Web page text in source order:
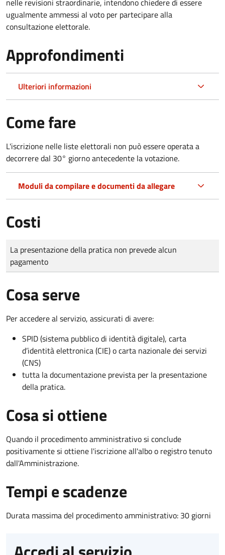
ugualmente ammessi al voto per partecipare alla
consultazione elettorale.
Approfondimenti
Ulteriori informazioni
Come fare
L'iscrizione nelle liste elettorali non può essere operata a
decorrere dal 30° giorno antecedente la votazione.
Moduli da compilare e documenti da allegare
Costi
Tipo di pagamento
Importo
La presentazione della pratica non prevede alcun
pagamento
Cosa serve
Per accedere al servizio, assicurati di avere:
SPID (sistema pubblico di identità digitale), carta
d’identità elettronica (CIE) o carta nazionale dei servizi
(CNS)
tutta la documentazione prevista per la presentazione
della pratica.
Cosa si ottiene
Quando il procedimento amministrativo si conclude
positivamente si ottiene l'iscrizione all'albo o registro tenuto
dall'Amministrazione.
Tempi e scadenze
Durata massima del procedimento amministrativo: 30 giorni